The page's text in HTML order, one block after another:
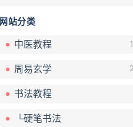
网站分类
中医教程
周易玄学
书法教程
└硬笔书法